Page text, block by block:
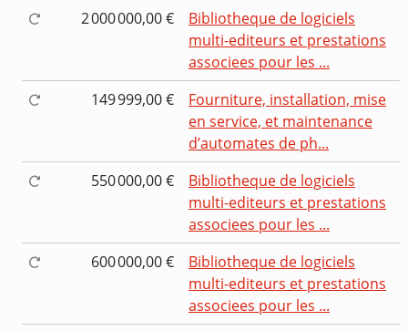
2 000 000,00 €
Bibliotheque de logiciels
multi-editeurs et prestations
associees pour les ...
149 999,00 €
Fourniture, installation, mise
en service, et maintenance
d’automates de ph...
550 000,00 €
Bibliotheque de logiciels
multi-editeurs et prestations
associees pour les ...
600 000,00 €
Bibliotheque de logiciels
multi-editeurs et prestations
associees pour les ...